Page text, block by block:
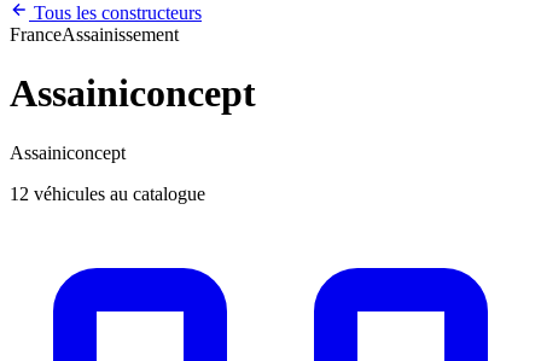
Tous les constructeurs
FranceAssainissement
Assainiconcept
Assainiconcept
12 véhicules au catalogue